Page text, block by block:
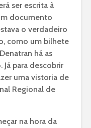
ser escrita à
documento
o verdadeiro
como um bilhete
há as
para descobrir
uma vistoria de
Regional de
na hora da